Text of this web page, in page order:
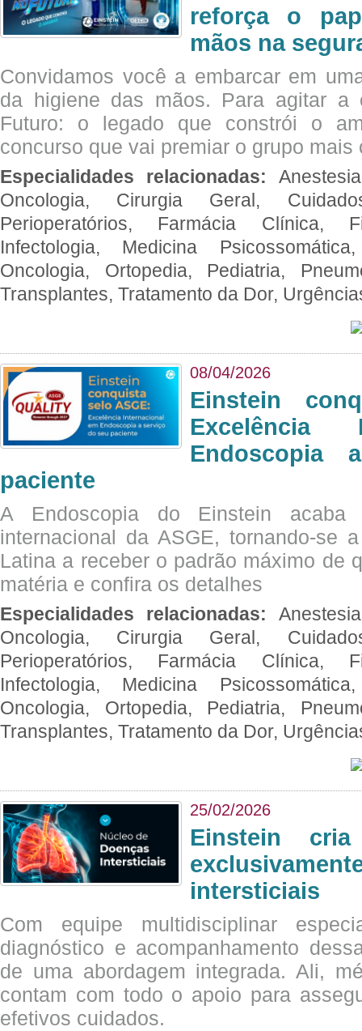
reforça o
mãos na
Convidamos você a embarcar em
da higiene das mãos. Para agitar a
Futuro: o legado que constrói o
concurso que vai premiar o grupo mais
Especialidades relacionadas:
Oncologia, Cirurgia Geral,
Perioperatórios, Farmácia Clínica,
Infectologia, Medicina
Oncologia, Ortopedia, Pediatria,
Transplantes, Tratamento da Dor,
08/04/2026
Einstein
Excelência
Endoscopia
paciente
A Endoscopia do Einstein
internacional da ASGE, tornando-se
Latina a receber o padrão máximo de
matéria e confira os detalhes
Especialidades relacionadas:
Oncologia, Cirurgia Geral,
Perioperatórios, Farmácia Clínica,
Infectologia, Medicina
Oncologia, Ortopedia, Pediatria,
Transplantes, Tratamento da Dor,
25/02/2026
Einstein
intersticiais
Com equipe multidisciplinar
diagnóstico e acompanhamento
de uma abordagem integrada. Ali,
contam com todo o apoio para
efetivos cuidados.